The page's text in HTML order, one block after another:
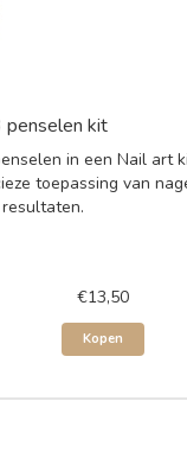
penselen kit
in een Nail art
toepassing van
€13,50
Kopen